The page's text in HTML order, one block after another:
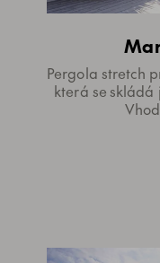
Pergola stretch
která se